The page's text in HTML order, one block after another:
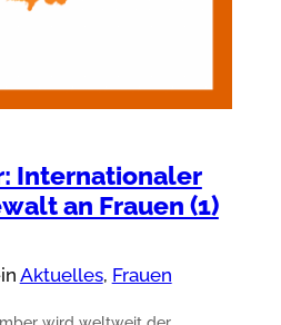
Internationaler
an Frauen (1)
in Aktuelles, Frauen